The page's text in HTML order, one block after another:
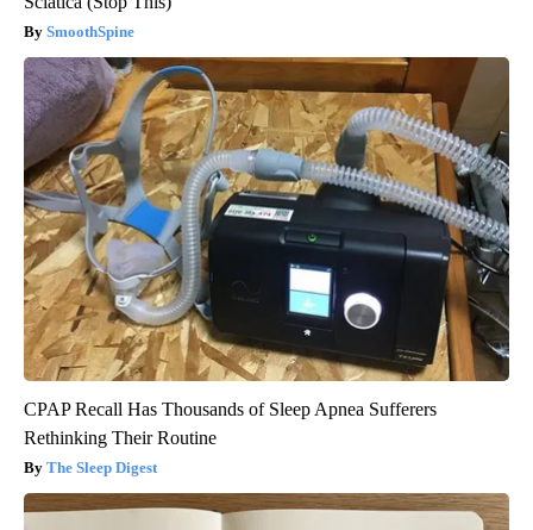
SmoothSpine
CPAP Recall Has Thousands of Sleep Apnea Sufferers
Rethinking Their Routine
The Sleep Digest